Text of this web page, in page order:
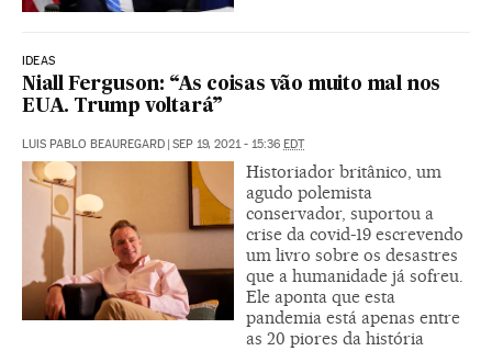
IDEAS
Niall Ferguson: “As coisas vão muito mal nos
EUA. Trump voltará”
LUIS PABLO BEAUREGARD | SEP 19, 2021 - 15:36 EDT
Historiador britânico, um
agudo polemista
conservador, suportou a
crise da covid-19 escrevendo
um livro sobre os desastres
que a humanidade já sofreu.
Ele aponta que esta
pandemia está apenas entre
as 20 piores da história